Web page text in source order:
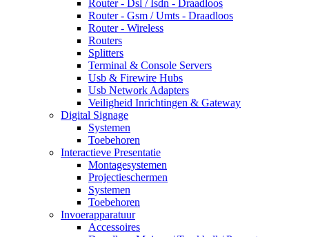
Router - Dsl / Isdn - Draadloos
Router - Gsm / Umts - Draadloos
Router - Wireless
Routers
Splitters
Terminal & Console Servers
Usb & Firewire Hubs
Usb Network Adapters
Veiligheid Inrichtingen & Gateway
Digital Signage
Systemen
Toebehoren
Interactieve Presentatie
Montagesystemen
Projectieschermen
Systemen
Toebehoren
Invoerapparatuur
Accessoires